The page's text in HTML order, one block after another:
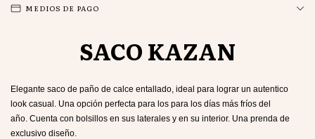
MEDIOS DE PAGO
SACO KAZAN
Elegante saco de paño de calce entallado, ideal para lograr un autentico
look casual. Una opción perfecta para los para los días más fríos del
año. Cuenta con bolsillos en sus laterales y en su interior. Una prenda de
exclusivo diseño.